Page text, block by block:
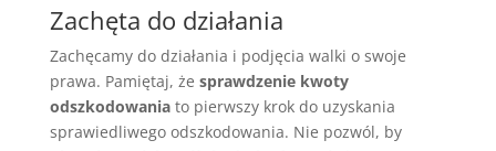
Zachęta do działania
Zachęcamy do działania i podjęcia walki o swoje
prawa. Pamiętaj, że sprawdzenie kwoty
odszkodowaniato pierwszy krok do uzyskania
sprawiedliwego odszkodowania. Nie pozwól, by